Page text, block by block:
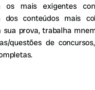
mais exigentes
conteúdos mais
prova, trabalha
questões de